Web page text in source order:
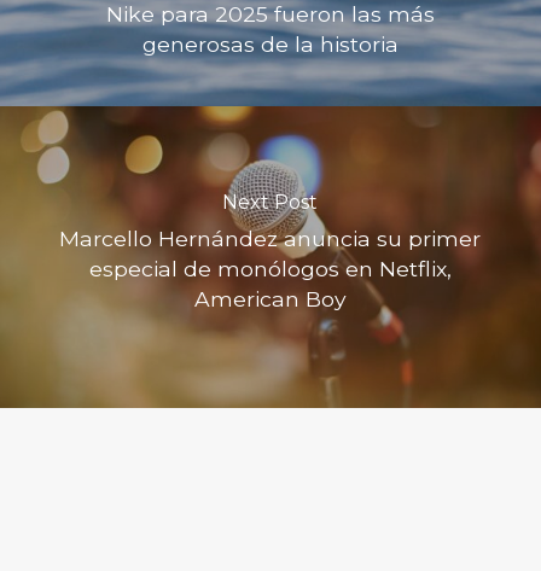
Nike para 2025 fueron las más
generosas de la historia
Next Post
Marcello Hernández anuncia su primer
especial de monólogos en Netflix,
American Boy